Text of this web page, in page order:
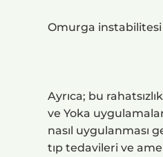
Omurga instabilitesi
Ayrıca; bu
ve Yoka
nasıl uygulanması
tıp tedavileri ve